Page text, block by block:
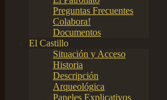
Preguntas Frecuentes
Colabora!
Documentos
El Castillo
Situación y Acceso
Historia
Descripción
Arqueológica
Paneles Explicativos